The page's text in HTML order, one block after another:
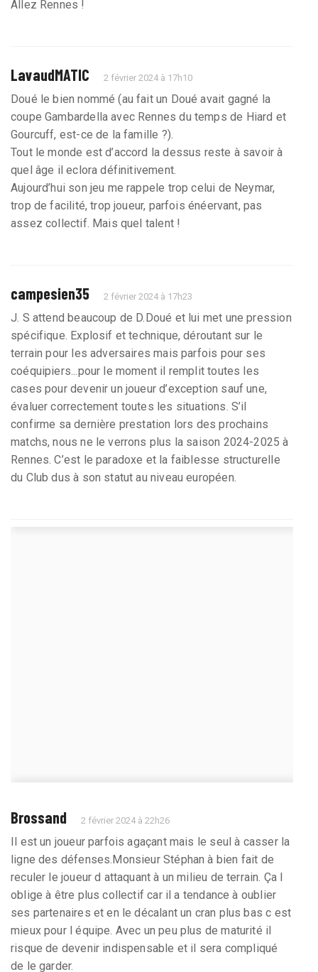
Allez Rennes !
LavaudMATIC 2 février 2024 à 17h10
Doué le bien nommé (au fait un Doué avait gagné la
coupe Gambardella avec Rennes du temps de Hiard et
Gourcuff, est-ce de la famille ?).
Tout le monde est d’accord la dessus reste à savoir à
quel âge il eclora définitivement.
Aujourd’hui son jeu me rappele trop celui de Neymar,
trop de facilité, trop joueur, parfois énéervant, pas
assez collectif. Mais quel talent !
campesien35 2 février 2024 à 17h23
J. S attend beaucoup de D.Doué et lui met une pression
spécifique. Explosif et technique, déroutant sur le
terrain pour les adversaires mais parfois pour ses
coéquipiers...pour le moment il remplit toutes les
cases pour devenir un joueur d’exception sauf une,
évaluer correctement toutes les situations. S’il
confirme sa dernière prestation lors des prochains
matchs, nous ne le verrons plus la saison 2024-2025 à
Rennes. C’est le paradoxe et la faiblesse structurelle
du Club dus à son statut au niveau européen.
Brossand 2 février 2024 à 22h26
Il est un joueur parfois agaçant mais le seul à casser la
ligne des défenses.Monsieur Stéphan à bien fait de
reculer le joueur d attaquant à un milieu de terrain. Ça l
oblige à être plus collectif car il a tendance à oublier
ses partenaires et en le décalant un cran plus bas c est
mieux pour l équipe. Avec un peu plus de maturité il
risque de devenir indispensable et il sera compliqué
de le garder.